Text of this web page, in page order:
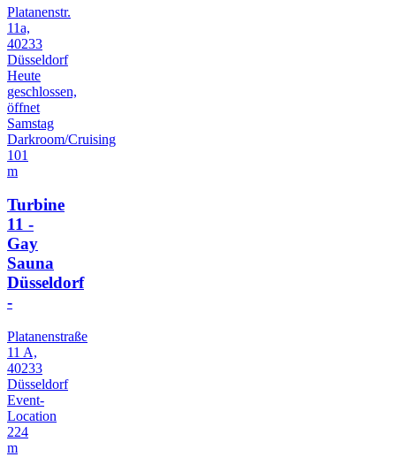
Platanenstr.
11a,
40233
Düsseldorf
Heute
geschlossen,
öffnet
Samstag
Darkroom/Cruising
101
m
Turbine
11 -
Gay
Sauna
Düsseldorf
-
Platanenstraße
11 A,
40233
Düsseldorf
Event-
Location
224
m